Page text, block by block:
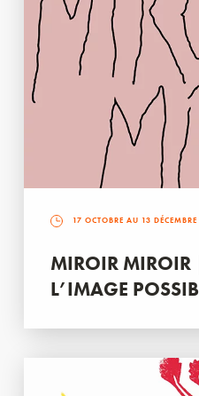
17 OCTOBRE AU 13 DÉCEMBRE
MIROIR MIROIR
L’IMAGE